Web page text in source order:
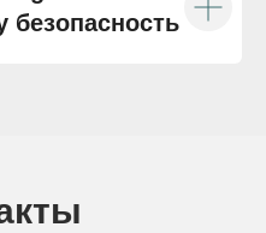
безопасность